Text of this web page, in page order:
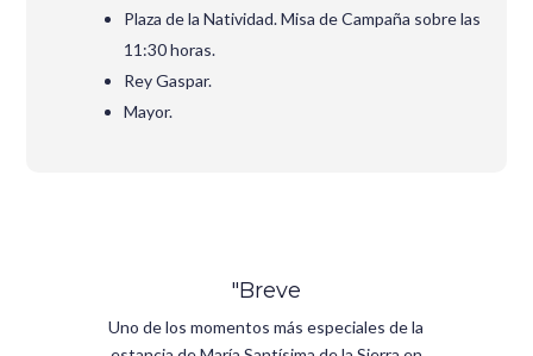
Plaza de la Natividad. Misa de Campaña sobre las
11:30 horas.
Rey Gaspar.
Mayor.
"Breve
Uno de los momentos más especiales de la